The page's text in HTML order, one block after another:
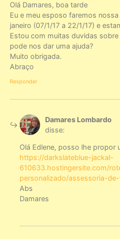
Olá Damares, boa tarde
Eu e meu esposo faremos
janeiro (07/1/17 a 22/1/17) e
Estou com muitas duvidas
pode nos dar uma ajuda?
Muito obrigada.
Abraço
Responder
Damares Lombardo
disse:
Olá Edlene, posso lhe propor
https://darkslateblue-jackal-
610633.hostingersite.com/
personalizado/assessoria-
Abs
Damares